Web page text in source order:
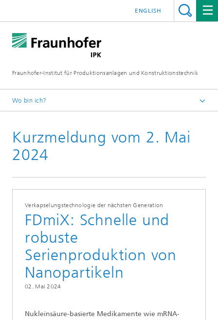
Fraunhofer-Institut für Produktionsanlagen und Konstruktionstechnik
ENGLISH
Wo bin ich?
Kurzmeldungen
Kurzmeldung vom 2. Mai
2024
Verkapselungstechnologie der nächsten Generation
FDmiX: Schnelle und
robuste
Serienproduktion von
Nanopartikeln
02. Mai 2024
Nukleinsäure-basierte Medikamente wie mRNA-